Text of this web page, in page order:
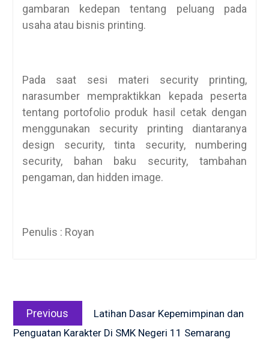
gambaran kedepan tentang peluang pada
usaha atau bisnis printing.
Pada saat sesi materi security printing,
narasumber mempraktikkan kepada peserta
tentang portofolio produk hasil cetak dengan
menggunakan security printing diantaranya
design security, tinta security, numbering
security, bahan baku security, tambahan
pengaman, dan hidden image.
Penulis : Royan
navigation
Previous
post:
Latihan Dasar Kepemimpinan dan
Penguatan Karakter Di SMK Negeri 11 Semarang